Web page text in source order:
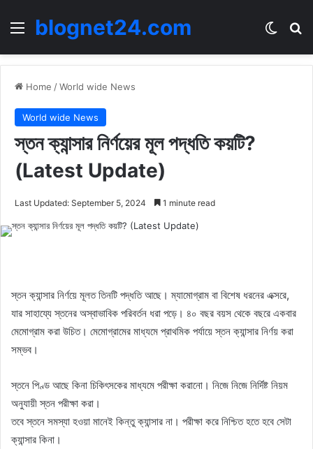
Menublognet24.com
Home /World wide News
World wide News
স্তন ক্যান্সার নির্ণয়ের মূল পদ্ধতি কয়টি?
(Latest Update)
Last Updated: September 5, 2024 1 minute read
স্তন ক্যান্সার নির্ণয়ে মূলত তিনটি পদ্ধতি আছে। ম্যামোগ্রাম বা বিশেষ ধরনের এক্সরে,
যার সাহায্যে স্তনের অস্বাভাবিক পরিবর্তন ধরা পড়ে। ৪০ বছর বয়স থেকে বছরে একবার
মেমোগ্রাম করা উচিত। মেমোগ্রামের মাধ্যমে প্রাথমিক পর্যায়ে স্তন ক্যান্সার নির্ণয় করা
সম্ভব।
স্তনে পিণ্ড আছে কিনা চিকিৎসকের মাধ্যমে পরীক্ষা করানো। নিজে নিজে নির্দিষ্ট নিয়ম
অনুযায়ী স্তন পরীক্ষা করা।
তবে স্তনে সমস্যা হওয়া মানেই কিন্তু ক্যান্সার না। পরীক্ষা করে নিশ্চিত হতে হবে সেটা
ক্যান্সার কিনা।